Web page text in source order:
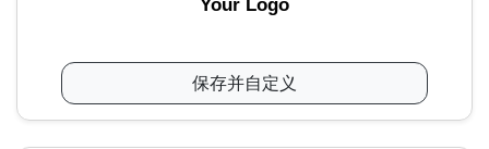
Your Logo
保存并自定义